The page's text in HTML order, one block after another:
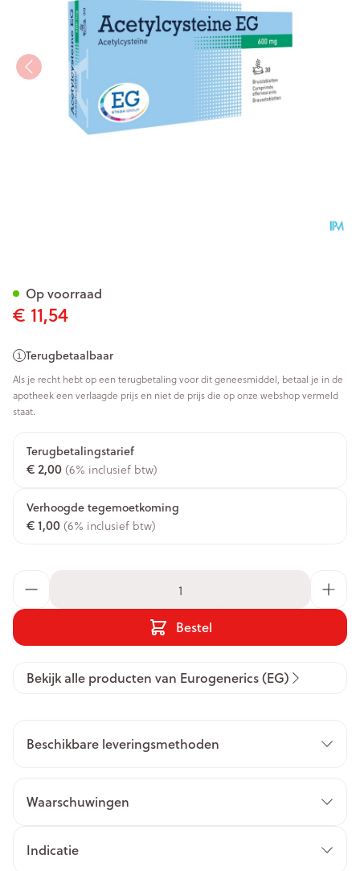
€ 11,54
Terugbetaalbaar
Als je recht hebt op een terugbetaling voor dit geneesmiddel, betaal je in de
apotheek een verlaagde prijs en niet de prijs die op onze webshop vermeld
staat.
Terugbetalingstarief
€ 2,00(6% inclusief btw)
Verhoogde tegemoetkoming
€ 1,00(6% inclusief btw)
Bestel
Op voorraad
Bekijk alle producten van Eurogenerics (EG)
Beschikbare leveringsmethoden
Waarschuwingen
Indicatie